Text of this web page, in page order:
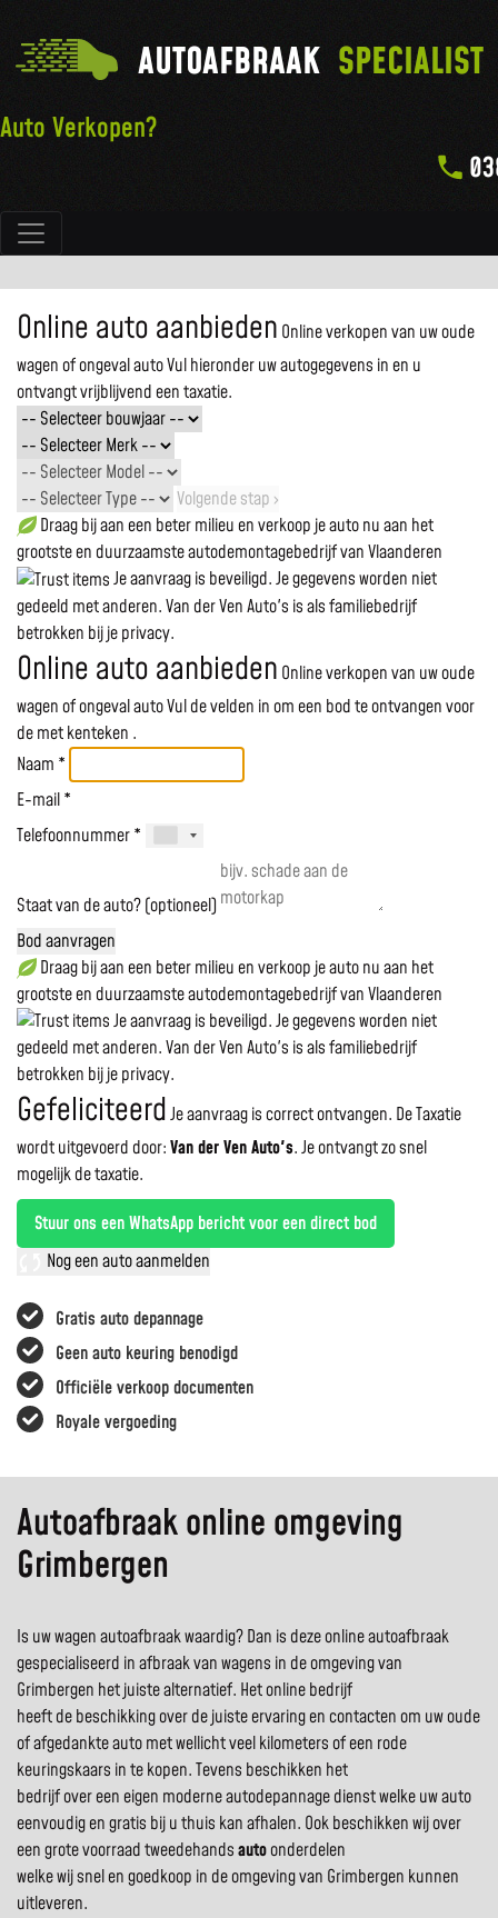
Hoofdnavigatie
AUTOAFBRAAK SPECIALIST
Auto Verkopen?
Gratis auto depannage
Geen auto keuring benodigd
Officiële verkoop documenten
Royale vergoeding
Online auto aanbieden Online verkopen van uw oude
wagen of ongeval autoVul hieronder uw autogegevens in en u
ontvangt vrijblijvend een taxatie.
Volgende stap ›
Draag bij aan een beter milieu en verkoop je auto nu aan het
grootste en duurzaamste autodemontagebedrijf van Vlaanderen
Je aanvraag is beveiligd. Je gegevens worden niet
gedeeld met anderen. Van der Ven Auto's is als familiebedrijf
betrokken bij je privacy.
Online auto aanbieden Online verkopen van uw oude
wagen of ongeval autoVul de velden in om een bod te ontvangen voor
demet kenteken .
Naam *
E-mail *
Telefoonnummer *
Staat van de auto? (optioneel)
Bod aanvragen
Draag bij aan een beter milieu en verkoop je auto nu aan het
grootste en duurzaamste autodemontagebedrijf van Vlaanderen
Je aanvraag is beveiligd. Je gegevens worden niet
gedeeld met anderen. Van der Ven Auto's is als familiebedrijf
betrokken bij je privacy.
GefeliciteerdJe aanvraag is correct ontvangen. De Taxatie
wordt uitgevoerd door:Van der Ven Auto's.Je ontvangt zo snel
mogelijk de taxatie.
Stuur ons een WhatsApp bericht voor een direct bod
Nog een auto aanmelden
Autoafbraak online omgeving
Grimbergen
Is uw wagen autoafbraak waardig? Dan is deze online autoafbraak
gespecialiseerd in afbraak van wagens in de omgeving van
Grimbergen het juiste alternatief. Het online bedrijf
heeft de beschikking over de juiste ervaring en contacten om uw oude
of afgedankte auto met wellicht veel kilometers of een rode
keuringskaars in te kopen. Tevens beschikken het
bedrijf over een eigen moderne autodepannage dienst welke uw auto
eenvoudig en gratis bij u thuis kan afhalen. Ook beschikken wij over
een grote voorraad tweedehandsautoonderdelen
welke wij snel en goedkoop in de omgeving van Grimbergen kunnen
uitleveren.